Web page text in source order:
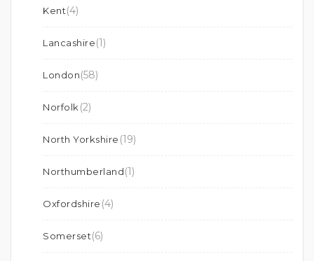
Kent(4)
Lancashire(1)
London(58)
Norfolk (2)
North Yorkshire (19)
Northumberland(1)
Oxfordshire (4)
Somerset(6)